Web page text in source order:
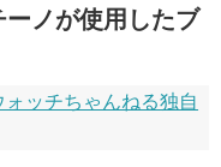
ノが使用したブ
ォッチちゃんねる独自